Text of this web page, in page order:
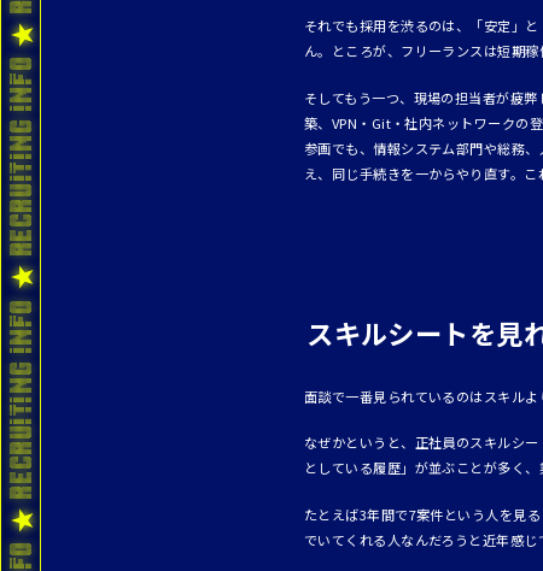
それでも採用を渋るのは、「安定」
ん。ところが、フリーランスは短期
そしてもう一つ、現場の担当者が疲
築、VPN・Git・社内ネットワークの
参画でも、情報システム部門や総務
え、同じ手続きを一からやり直す。
スキルシートを見
面談で一番見られているのはスキル
なぜかというと、正社員のスキルシ
としている履歴」が並ぶことが多く
たとえば3年間で7案件という人を見
でいてくれる人なんだろうと近年感じ